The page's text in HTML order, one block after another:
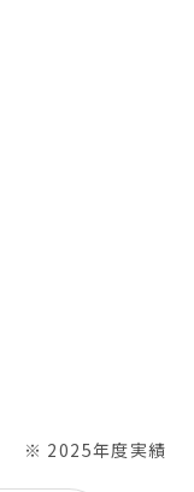
※ 2025年度実績